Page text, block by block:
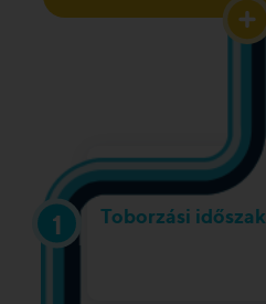
1 Toborzási időszak